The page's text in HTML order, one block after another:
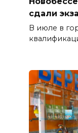
сдали
В июле в